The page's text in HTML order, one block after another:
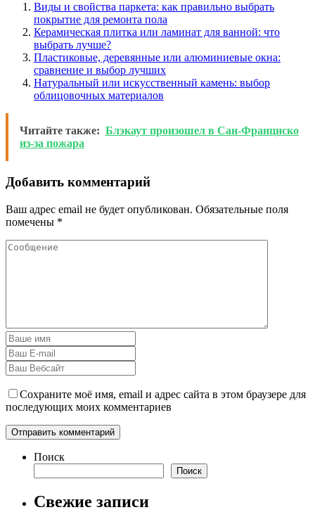
Виды и свойства паркета: как правильно выбрать
покрытие для ремонта пола
Керамическая плитка или ламинат для ванной: что
выбрать лучше?
Пластиковые, деревянные или алюминиевые окна:
сравнение и выбор лучших
Натуральный или искусственный камень: выбор
облицовочных материалов
Читайте также: Блэкаут произошел в Сан-Франциско
из-за пожара
Добавить комментарий
Ваш адрес email не будет опубликован. Обязательные поля
помечены *
Сохраните моё имя, email и адрес сайта в этом браузере для
последующих моих комментариев
Поиск
Поиск
Свежие записи